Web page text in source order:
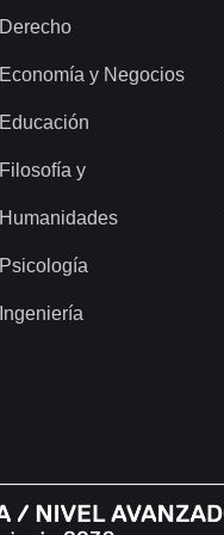
Derecho
Economía y Negocios
Educación
Filosofía y
Humanidades
Psicología
Ingeniería